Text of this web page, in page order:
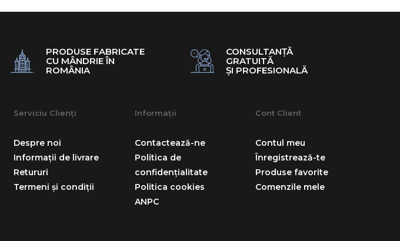
PRODUSE FABRICATE
CU MÂNDRIE ÎN
ROMÂNIA
CONSULTANȚĂ
GRATUITĂ
ȘI PROFESIONALĂ
Serviciu Clienți
Despre noi
Informații de livrare
Retururi
Termeni și condiții
Informații
Contactează-ne
Politica de
confidențialitate
Politica cookies
ANPC
Cont Client
Contul meu
Înregistrează-te
Produse favorite
Comenzile mele